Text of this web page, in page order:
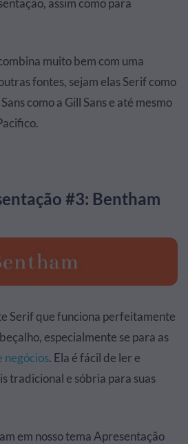
assim como para
muito bem com uma
fontes, sejam elas Serif como
como a Gill Sans e até mesmo
#3: Bentham
Serif que funciona perfeitamente
especialmente se para as
negócios. Ela é fácil de ler e
tradicional e sóbria para suas
em nosso tema Apresentação